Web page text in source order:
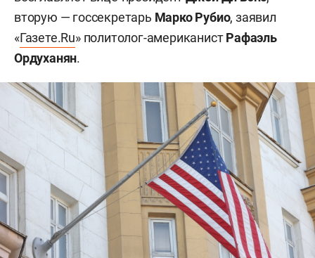
вторую — госсекретарь Марко Рубио, заявил
«Газете.Ru» политолог-американистРафаэль
Ордуханян.